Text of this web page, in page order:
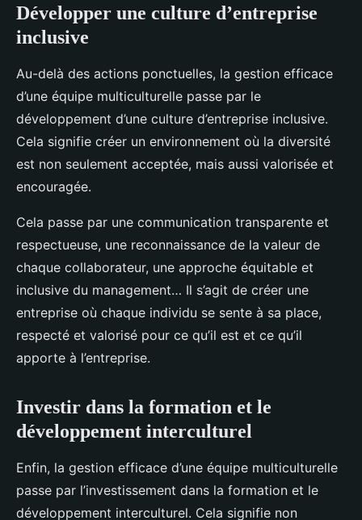
Développer une culture d’entreprise
inclusive
Au-delà des actions ponctuelles, la gestion efficace
d’une équipe multiculturelle passe par le
développement d’une culture d’entreprise inclusive.
Cela signifie créer un environnement où la diversité
est non seulement acceptée, mais aussi valorisée et
encouragée.
Cela passe par une communication transparente et
respectueuse, une reconnaissance de la valeur de
chaque collaborateur, une approche équitable et
inclusive du management… Il s’agit de créer une
entreprise où chaque individu se sente à sa place,
respecté et valorisé pour ce qu’il est et ce qu’il
apporte à l’entreprise.
Investir dans la formation et le
développement interculturel
Enfin, la gestion efficace d’une équipe multiculturelle
passe par l’investissement dans la formation et le
développement interculturel. Cela signifie non